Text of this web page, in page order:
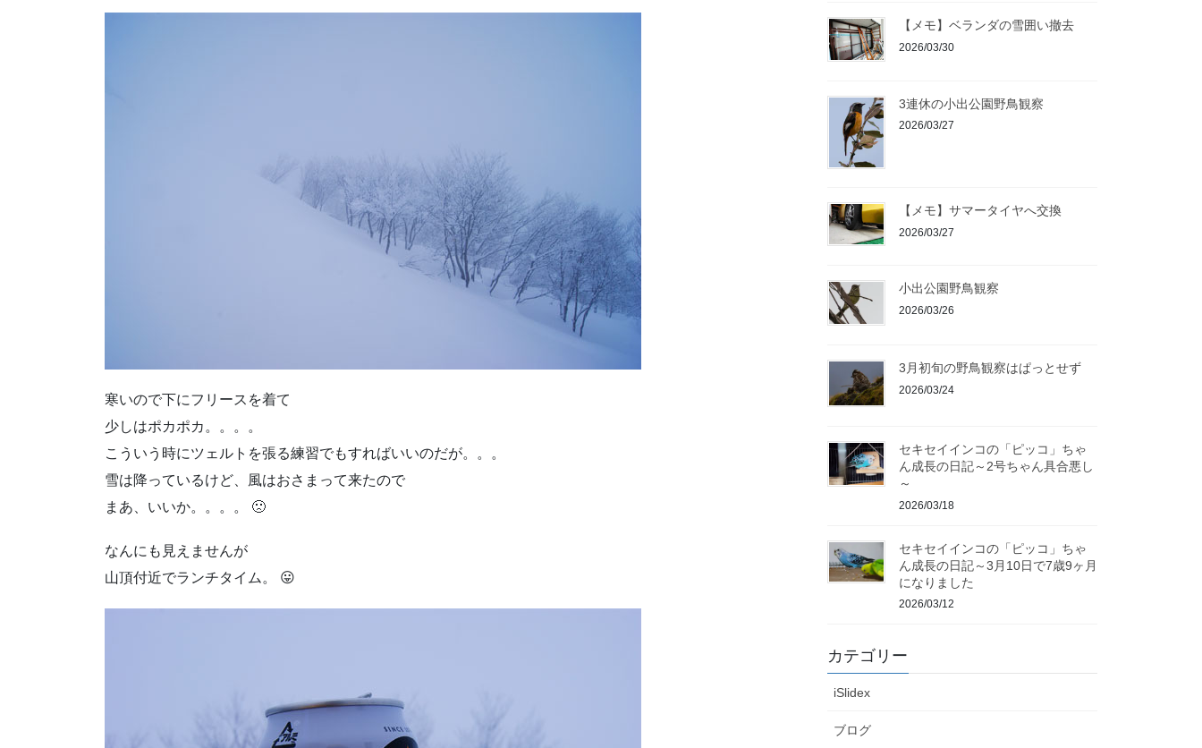
寒いので下にフリースを着て
少しはポカポカ。。。。
こういう時にツェルトを張る練習でもすればいいのだが。。。
雪は降っているけど、風はおさまって来たので
まあ、いいか。。。。 🙁
なんにも見えませんが
山頂付近でランチタイム。 😛
【メモ】ベランダの雪囲い撤去
2026/03/30
3連休の小出公園野鳥観察
2026/03/27
【メモ】サマータイヤへ交換
2026/03/27
小出公園野鳥観察
2026/03/26
3月初旬の野鳥観察はぱっとせず
2026/03/24
セキセイインコの「ピッコ」ちゃ
ん成長の日記～2号ちゃん具合悪し
～
2026/03/18
セキセイインコの「ピッコ」ちゃ
ん成長の日記～3月10日で7歳9ヶ月
になりました
2026/03/12
カテゴリー
iSlidex
ブログ